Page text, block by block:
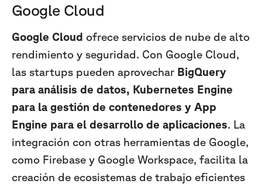
Google Cloud
Google Cloud ofrece servicios de nube de alto
rendimiento y seguridad. Con Google Cloud,
las startups pueden aprovechar BigQuery
para análisis de datos, Kubernetes Engine
para la gestión de contenedores y App
Engine para el desarrollo de aplicaciones. La
integración con otras herramientas de Google,
como Firebase y Google Workspace, facilita la
creación de ecosistemas de trabajo eficientes